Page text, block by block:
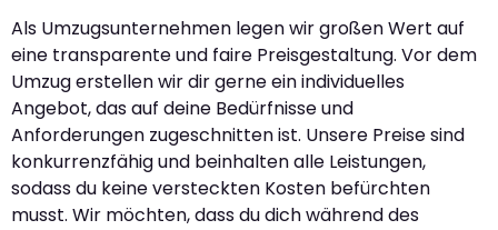
Als Umzugsunternehmen legen wir großen Wert auf
eine transparente und faire Preisgestaltung. Vor dem
Umzug erstellen wir dir gerne ein individuelles
Angebot, das auf deine Bedürfnisse und
Anforderungen zugeschnitten ist. Unsere Preise sind
konkurrenzfähig und beinhalten alle Leistungen,
sodass du keine versteckten Kosten befürchten
musst. Wir möchten, dass du dich während des